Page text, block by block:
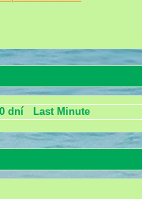
dní Last Minute